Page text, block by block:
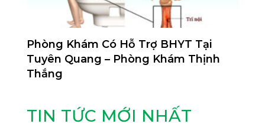
Phòng Khám Có Hỗ Trợ BHYT Tại
Tuyên Quang – Phòng Khám Thịnh
Thắng
TIN TỨC MỚI NHẤT